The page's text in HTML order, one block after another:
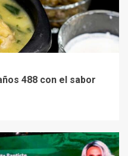
488 con el sabor